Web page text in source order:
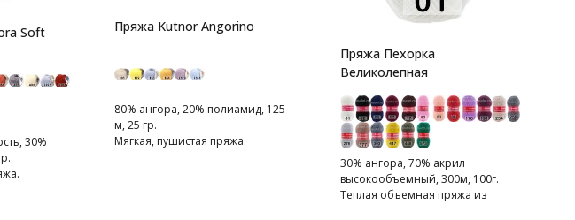
Soft
30%
Пряжа Kutnor Angorino
80% ангора, 20% полиамид, 125
м, 25 гр.
Мягкая, пушистая пряжа.
Пряжа Пехорка
Великолепная
30% ангора, 70% акрил
высокообъемный, 300м, 100г.
Теплая объемная пряжа из